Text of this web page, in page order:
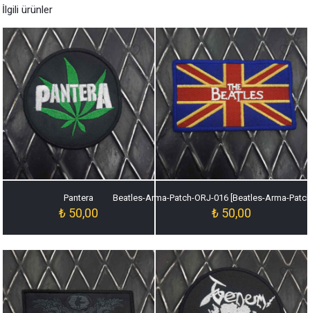
İlgili ürünler
Pantera
₺ 50,00
Beatles-Arma-Patch-ORJ-016 [Beatles-Arma-
₺ 50,00